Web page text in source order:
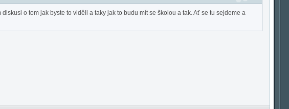
o tom jak byste to viděli a taky jak to budu mít se školou a tak. Ať se tu sejdeme a